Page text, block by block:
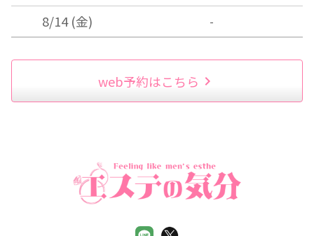
8/14 (金) -
web予約はこちら chevron_right